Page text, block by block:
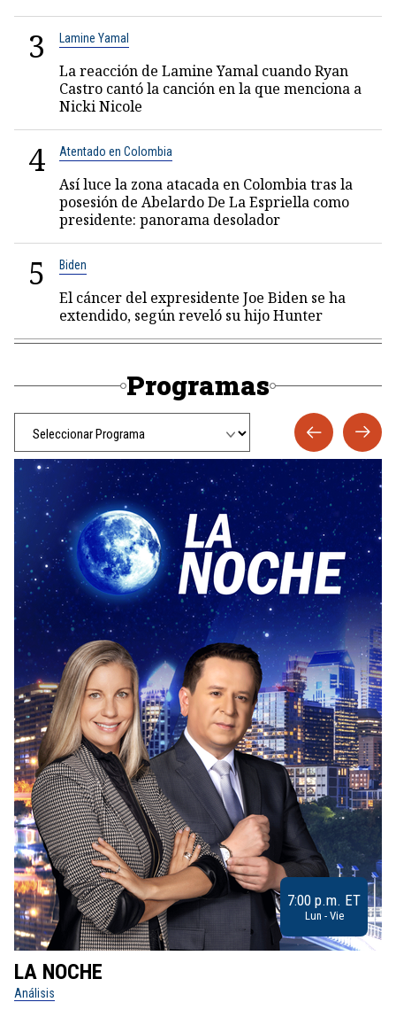
3 Lamine Yamal
La reacción de Lamine Yamal cuando Ryan
Castro cantó la canción en la que menciona a
Nicki Nicole
4 Atentado en Colombia
Así luce la zona atacada en Colombia tras la
posesión de Abelardo De La Espriella como
presidente: panorama desolador
5 Biden
El cáncer del expresidente Joe Biden se ha
extendido, según reveló su hijo Hunter
Programas
7:00 p.m. ET
Lun - Vie
LA NOCHE
Análisis